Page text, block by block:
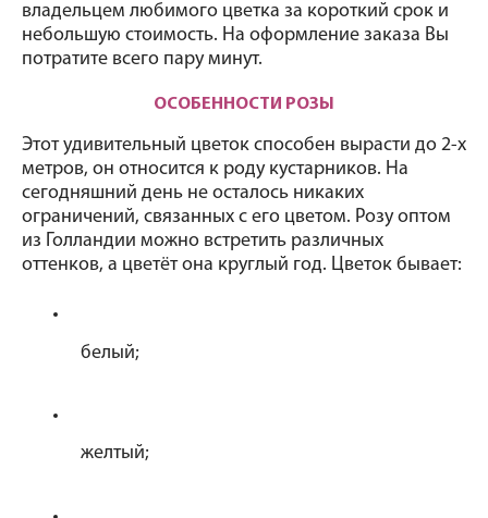
владельцем любимого цветка за короткий срок и
небольшую стоимость. На оформление заказа Вы
потратите всего пару минут.
ОСОБЕННОСТИ РОЗЫ
Этот удивительный цветок способен вырасти до 2-х
метров, он относится к роду кустарников. На
сегодняшний день не осталось никаких
ограничений, связанных с его цветом. Розу оптом
из Голландии можно встретить различных
оттенков, а цветёт она круглый год. Цветок бывает:
белый;
желтый;